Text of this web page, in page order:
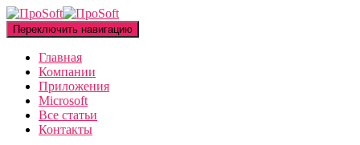
Переключить навигацию
Главная
Компании
Приложения
Microsoft
Все статьи
Контакты